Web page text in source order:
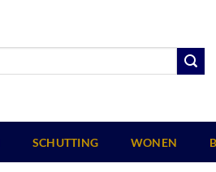
SCHUTTING WONEN